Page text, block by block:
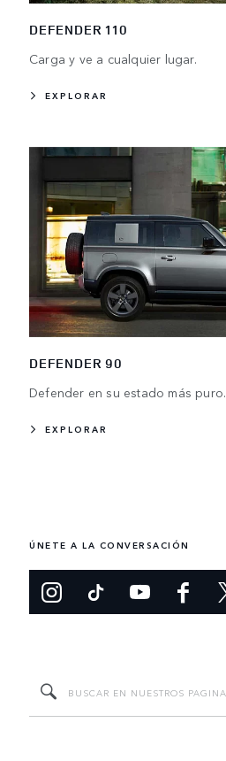
DEFENDER 110
Carga y ve a cualquier lugar.
EXPLORAR
DEFENDER 90
Defender en su estado más puro.
EXPLORAR
ÚNETE A LA CONVERSACIÓN